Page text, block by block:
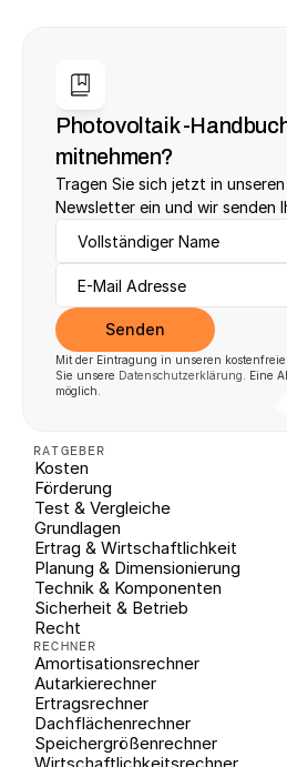
Photovoltaik -
mitnehmen?
Tragen Sie sich jetzt in
Newsletter ein und wir senden
Senden
Mit der Eintragung in unseren
Sie unsere Datenschutzerklärung . Eine
möglich.
RATGEBER
Kosten
Förderung
Test & Vergleiche
Grundlagen
Ertrag & Wirtschaftlichkeit
Planung & Dimensionierung
Technik & Komponenten
Sicherheit & Betrieb
Recht
RECHNER
Amortisationsrechner
Autarkierechner
Ertragsrechner
Dachflächenrechner
Speichergrößenrechner